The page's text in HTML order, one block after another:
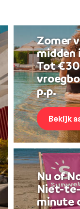
Zomer
midden
Tot
p.p.
Bekijk
Nu of
Niet-
minute